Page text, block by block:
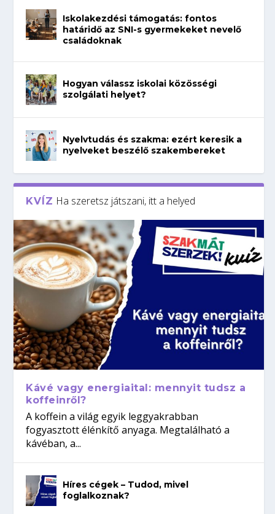
Iskolakezdési támogatás: fontos
határidő az SNI-s gyermekeket nevelő
családoknak
Hogyan válassz iskolai közösségi
szolgálati helyet?
Nyelvtudás és szakma: ezért keresik a
nyelveket beszélő szakembereket
KVÍZ Ha szeretsz játszani, itt a helyed
Kávé vagy energiaital: mennyit tudsz a
koffeinről?
A koffein a világ egyik leggyakrabban
fogyasztott élénkítő anyaga. Megtalálható a
kávéban, a...
Híres cégek – Tudod, mivel
foglalkoznak?